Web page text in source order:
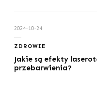
2024-10-24
ZDROWIE
Jakie są efekty
przebarwienia?